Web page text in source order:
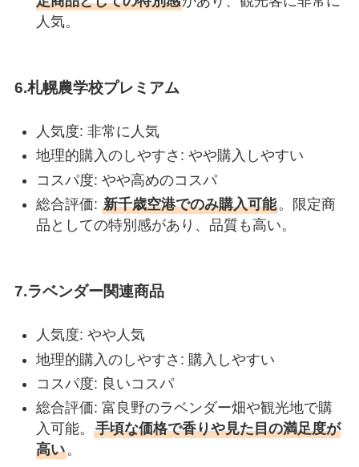
人気。
6.札幌農学校プレミアム
人気度: 非常に人気
地理的購入のしやすさ: やや購入しやすい
コスパ度: やや高めのコスパ
総合評価: 新千歳空港でのみ購入可能。限定商
品としての特別感があり、品質も高い。
7.ラベンダー関連商品
人気度: やや人気
地理的購入のしやすさ: 購入しやすい
コスパ度: 良いコスパ
総合評価: 富良野のラベンダー畑や観光地で購
入可能。 手頃な価格で香りや見た目の満足度が
高い。